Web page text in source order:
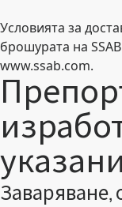
Условията за
брошурата на
www.ssab.com.
Заваряване,